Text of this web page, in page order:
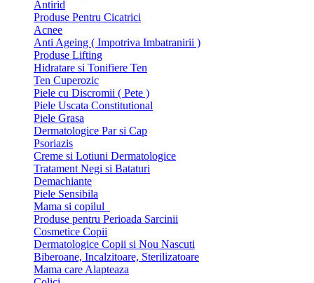
Antirid
Produse Pentru Cicatrici
Acnee
Anti Ageing ( Impotriva Imbatranirii )
Produse Lifting
Hidratare si Tonifiere Ten
Ten Cuperozic
Piele cu Discromii ( Pete )
Piele Uscata Constitutional
Piele Grasa
Dermatologice Par si Cap
Psoriazis
Creme si Lotiuni Dermatologice
Tratament Negi si Bataturi
Demachiante
Piele Sensibila
Mama si copilul
Produse pentru Perioada Sarcinii
Cosmetice Copii
Dermatologice Copii si Nou Nascuti
Biberoane, Incalzitoare, Sterilizatoare
Mama care Alapteaza